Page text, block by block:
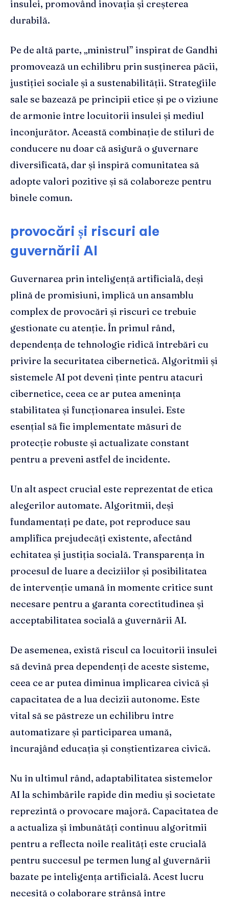
insulei, promovând inovația și creșterea
durabilă.
Pe de altă parte, „ministrul” inspirat de Gandhi
promovează un echilibru prin susținerea păcii,
justiției sociale și a sustenabilității. Strategiile
sale se bazează pe principii etice și pe o viziune
de armonie între locuitorii insulei și mediul
înconjurător. Această combinație de stiluri de
conducere nu doar că asigură o guvernare
diversificată, dar și inspiră comunitatea să
adopte valori pozitive și să colaboreze pentru
binele comun.
provocări și riscuri ale
guvernării AI
Guvernarea prin inteligență artificială, deși
plină de promisiuni, implică un ansamblu
complex de provocări și riscuri ce trebuie
gestionate cu atenție. În primul rând,
dependența de tehnologie ridică întrebări cu
privire la securitatea cibernetică. Algoritmii și
sistemele AI pot deveni ținte pentru atacuri
cibernetice, ceea ce ar putea amenința
stabilitatea și funcționarea insulei. Este
esențial să fie implementate măsuri de
protecție robuste și actualizate constant
pentru a preveni astfel de incidente.
Un alt aspect crucial este reprezentat de etica
alegerilor automate. Algoritmii, deși
fundamentați pe date, pot reproduce sau
amplifica prejudecăți existente, afectând
echitatea și justiția socială. Transparența în
procesul de luare a deciziilor și posibilitatea
de intervenție umană în momente critice sunt
necesare pentru a garanta corectitudinea și
acceptabilitatea socială a guvernării AI.
De asemenea, există riscul ca locuitorii insulei
să devină prea dependenți de aceste sisteme,
ceea ce ar putea diminua implicarea civică și
capacitatea de a lua decizii autonome. Este
vital să se păstreze un echilibru între
automatizare și participarea umană,
încurajând educația și conștientizarea civică.
Nu în ultimul rând, adaptabilitatea sistemelor
AI la schimbările rapide din mediu și societate
reprezintă o provocare majoră. Capacitatea de
a actualiza și îmbunătăți continuu algoritmii
pentru a reflecta noile realități este crucială
pentru succesul pe termen lung al guvernării
bazate pe inteligența artificială. Acest lucru
necesită o colaborare strânsă între